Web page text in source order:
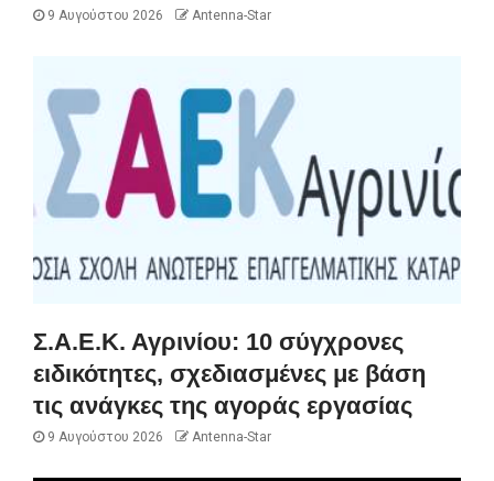
9 Αυγούστου 2026 Antenna-Star
Σ.Α.Ε.Κ. Αγρινίου: 10 σύγχρονες
ειδικότητες, σχεδιασμένες με βάση
τις ανάγκες της αγοράς εργασίας
9 Αυγούστου 2026 Antenna-Star